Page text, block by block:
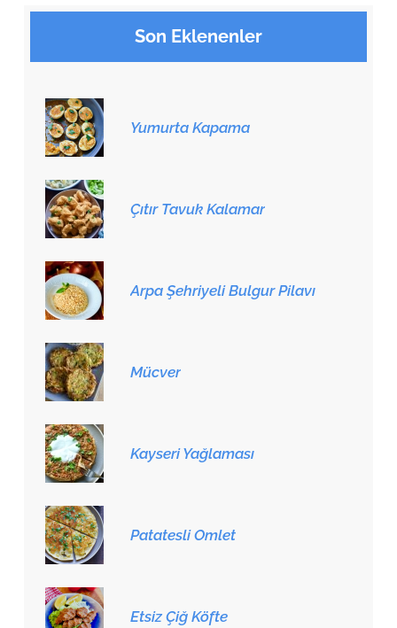
Son Eklenenler
Yumurta Kapama
Çıtır Tavuk Kalamar
Arpa Şehriyeli Bulgur Pilavı
Mücver
Kayseri Yağlaması
Patatesli Omlet
Etsiz Çiğ Köfte